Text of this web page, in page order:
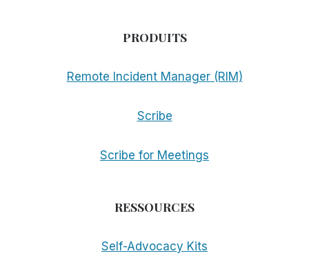
PRODUITS
Remote Incident Manager (RIM)
Scribe
Scribe for Meetings
RESSOURCES
Self-Advocacy Kits